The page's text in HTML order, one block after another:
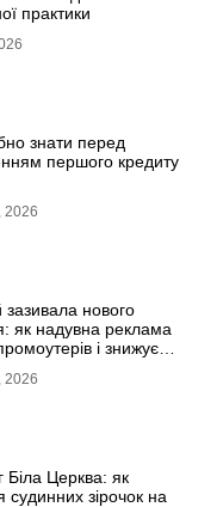
практики
знати перед
першого кредиту
2026
зазивала нового
як надувна реклама
і знижує
2026
Біла Церква: як
судинних зірочок на